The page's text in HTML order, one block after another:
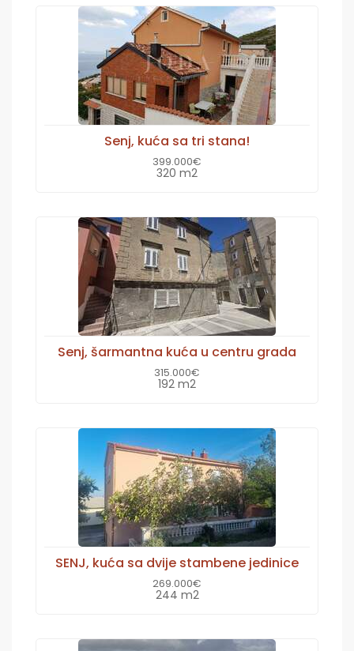
Senj, kuća sa tri stana!
399.000€
320 m2
Senj, šarmantna kuća u centru grada
315.000€
192 m2
SENJ, kuća sa dvije stambene jedinice
269.000€
244 m2